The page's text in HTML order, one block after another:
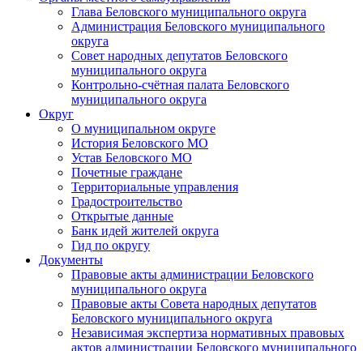
Глава Беловского муниципального округа
Администрация Беловского муниципального
округа
Совет народных депутатов Беловского
муниципального округа
Контрольно-счётная палата Беловского
муниципального округа
Округ
О муниципальном округе
История Беловского МО
Устав Беловского МО
Почетные граждане
Территориальные управления
Градостроительство
Открытые данные
Банк идей жителей округа
Гид по округу
Документы
Правовые акты администрации Беловского
муниципального округа
Правовые акты Совета народных депутатов
Беловского муниципального округа
Независимая экспертиза нормативных правовых
актов администрации Беловского муниципального